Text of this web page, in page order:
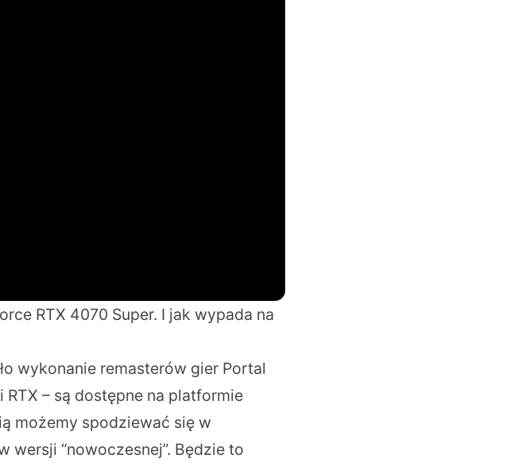
RTX 4070 Super. I jak wypada na
wykonanie remasterów gier Portal
– są dostępne na platformie
możemy spodziewać się w
“nowoczesnej”. Będzie to